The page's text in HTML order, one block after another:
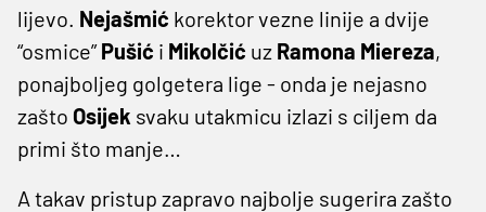
lijevo. Nejašmić korektor vezne linije a dvije
“osmice”Pušić i Mikolčić uz Ramona Miereza,
ponajboljeg golgetera lige - onda je nejasno
zašto Osijek svaku utakmicu izlazi s ciljem da
primi što manje…
A takav pristup zapravo najbolje sugerira zašto